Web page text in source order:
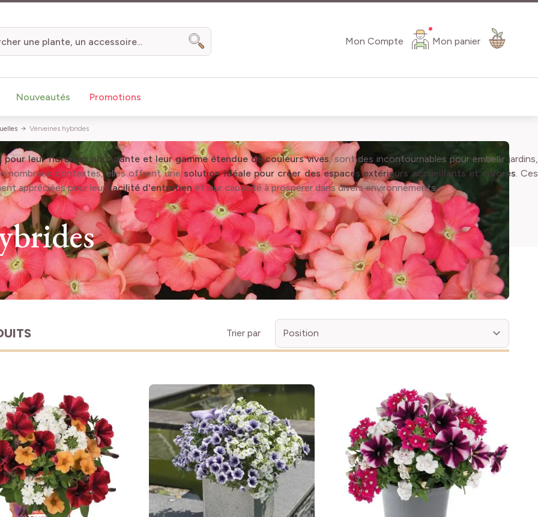
Mon Compte Mon panier
Nouveautés Promotions
Chercher
Verveines hybrides
pour leur floraison abondante et leur gamme étendue de couleurs vives, sont des incontournables pour embellir jardins,
nombreux contextes, elles offrent unesolution idéale pour créer des espaces extérieurs accueillants et colorés. Ces
appréciées pour leur facilité d'entretienet leur capacité à prospérer dans divers environnements.
Trier par